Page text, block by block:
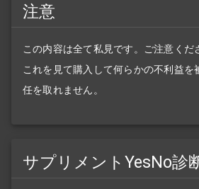
注意
この内容は全て私見です。ご注意くだ
これを見て購入して何らかの不利益を
任を取れません。
サプリメントYesNo診